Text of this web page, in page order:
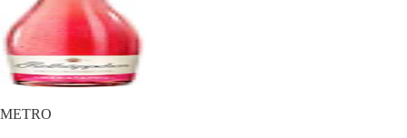
METRO